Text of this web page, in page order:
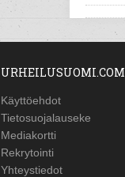
URHEILUSUOMI.COM
Käyttöehdot
Tietosuojalauseke
Mediakortti
Rekrytointi
Yhteystiedot